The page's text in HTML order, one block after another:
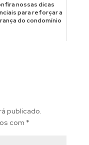
nossas dicas
para reforçar a
do condomínio
publicado.
com *